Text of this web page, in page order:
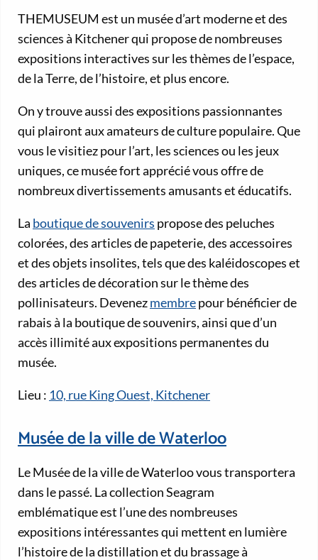
THEMUSEUM est un musée d’art moderne et des
sciences à Kitchener qui propose de nombreuses
expositions interactives sur les thèmes de l’espace,
de la Terre, de l’histoire, et plus encore.
On y trouve aussi des expositions passionnantes
qui plairont aux amateurs de culture populaire. Que
vous le visitiez pour l’art, les sciences ou les jeux
uniques, ce musée fort apprécié vous offre de
nombreux divertissements amusants et éducatifs.
La boutique de souvenirs propose des peluches
colorées, des articles de papeterie, des accessoires
et des objets insolites, tels que des kaléidoscopes et
des articles de décoration sur le thème des
pollinisateurs. Devenezmembrepour bénéficier de
rabais à la boutique de souvenirs, ainsi que d’un
accès illimité aux expositions permanentes du
musée.
Lieu : 10, rue King Ouest, Kitchener
Musée de la ville de Waterloo
Le Musée de la ville de Waterloo vous transportera
dans le passé. La collection Seagram
emblématique est l’une des nombreuses
expositions intéressantes qui mettent en lumière
l’histoire de la distillation et du brassage à